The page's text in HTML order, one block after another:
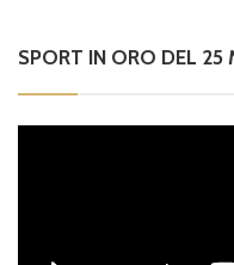
SPORT IN ORO DEL